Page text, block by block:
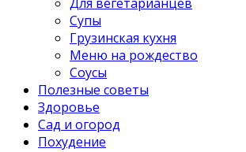
Супы
Грузинская кухня
Меню на рождество
Соусы
Полезные советы
Здоровье
Сад и огород
Похудение